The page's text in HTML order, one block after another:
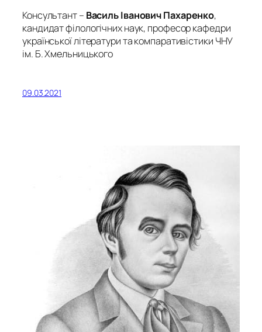
Консультант – Василь Іванович Пахаренко,
кандидат філологічних наук, професор кафедри
української літератури та компаративістики ЧНУ
ім. Б. Хмельницького
09.03.2021